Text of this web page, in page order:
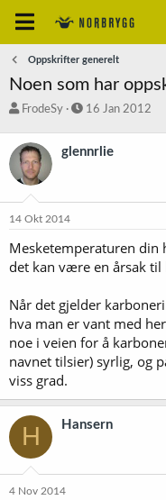
Oppskrifter generelt
Noen som har
T
å
d
s
a
r
e
r
FrodeSy
S
r
a
16 Jan 2012
glennrlie
14 Okt 2014
Mesketemperaturen
det kan være en årsak til
Når det gjelder
hva man er vant med
noe i veien for å
navnet tilsier) syrlig, og
viss grad.
H Hansern
4 Nov 2014